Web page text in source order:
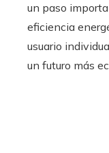
un paso
eficiencia
usuario
un futuro más